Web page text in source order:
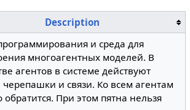
Description
и среда для
многоагентных моделей. В
агентов в системе действуют
черепашки и связи. Ко всем агентам
При этом пятна нельзя